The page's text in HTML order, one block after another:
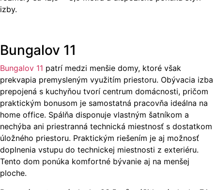
izby.
Bungalov 11
Bungalov 11 patrí medzi menšie domy, ktoré však
prekvapia premysleným využitím priestoru. Obývacia izba
prepojená s kuchyňou tvorí centrum domácnosti, pričom
praktickým bonusom je samostatná pracovňa ideálna na
home office. Spálňa disponuje vlastným šatníkom a
nechýba ani priestranná technická miestnosť s dostatkom
úložného priestoru. Praktickým riešením je aj možnosť
doplnenia vstupu do technickej miestnosti z exteriéru.
Tento dom ponúka komfortné bývanie aj na menšej
ploche.